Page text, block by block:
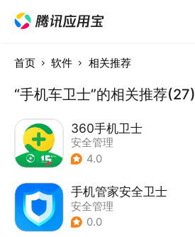
首页 软件 相关推荐
“手机车卫士”的相关推荐(27)
360手机卫士
安全管理
4.0
手机管家安全卫士
安全管理
0.0